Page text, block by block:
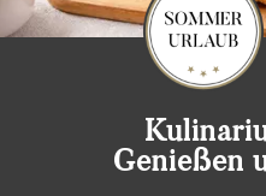
Genießen